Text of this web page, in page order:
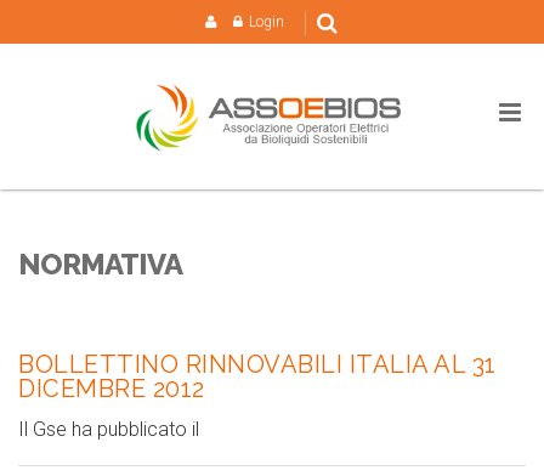
Login
NORMATIVA
BOLLETTINO RINNOVABILI ITALIA AL 31
DICEMBRE 2012
Il Gse ha pubblicato il